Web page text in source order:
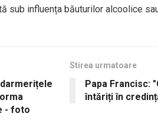
sub influența băuturilor alcoolice
- foto
Stirea urmatoare
Papa Francisc:
întăriți în